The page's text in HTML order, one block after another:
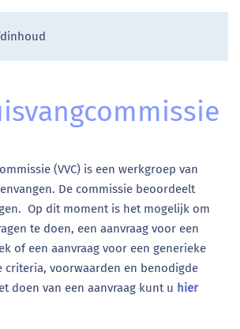
(VVC) is een werkgroep van
De commissie beoordeelt
Op dit moment is het mogelijk om
te doen, een aanvraag voor een
of een aanvraag voor een generieke
criteria, voorwaarden en benodigde
doen van een aanvraag kunt u hier